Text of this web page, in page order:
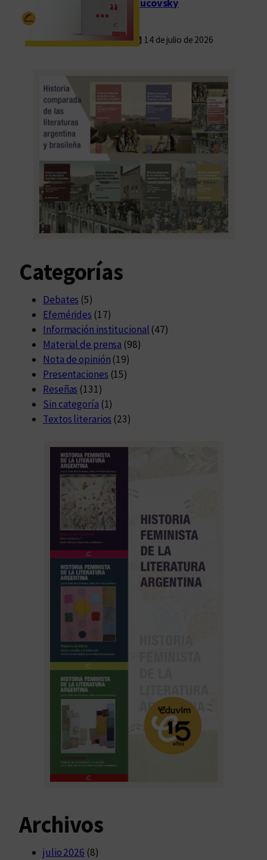
Rucovsky
14 de julio de 2026
Categorías
Debates (5)
Efemérides (17)
Información institucional (47)
Material de prensa (98)
Nota de opinión (19)
Presentaciones (15)
Reseñas (131)
Sin categoría (1)
Textos literarios (23)
Archivos
julio 2026 (8)